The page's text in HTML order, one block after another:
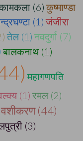
(6) कुष्माण्डा
(1) जंजीरा
तेल (1) नवदुर्गा (7)
बालकनाथ (1)
महागणपति
(1) रमल (2)
वशीकरण (44)
(3)